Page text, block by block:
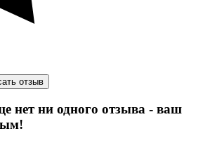
отзыв
нет ни одного отзыва - ваш